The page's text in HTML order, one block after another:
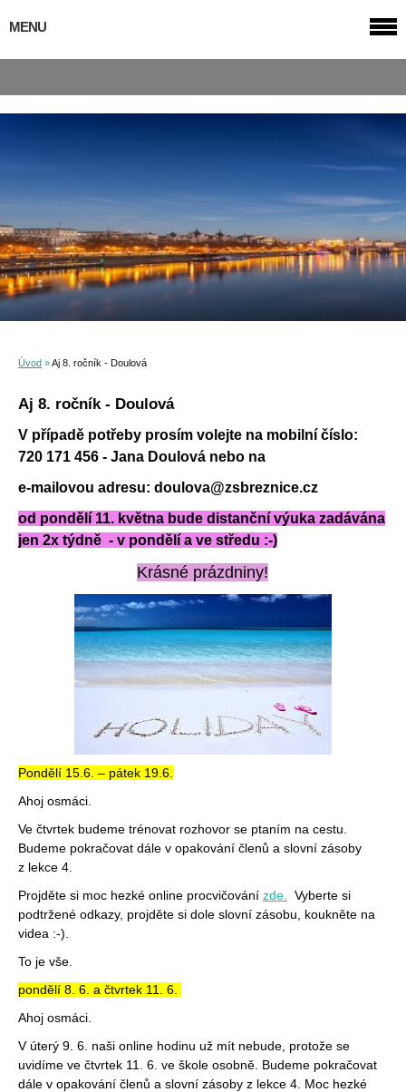
Úvod »Aj 8. ročník - Doulová
Aj 8. ročník - Doulová
V případě potřeby prosím volejte na mobilní číslo:
720 171 456 - Jana Doulová nebo na
e-mailovou adresu: doulova@zsbreznice.cz
od pondělí 11. května bude distanční výuka zadávána
jen 2x týdně - v pondělí a ve středu :-)
Krásné prázdniny!
Pondělí 15.6. – pátek 19.6.
Ahoj osmáci.
Ve čtvrtek budeme trénovat rozhovor se ptaním na cestu.
Budeme pokračovat dále v opakování členů a slovní zásoby
z lekce 4.
Projděte si moc hezké online procvičování zde.
Vyberte si
podtržené odkazy, projděte si dole slovní zásobu, koukněte na
videa :-).
To je vše.
pondělí 8. 6. a čtvrtek 11. 6.
Ahoj osmáci.
V úterý 9. 6. naši online hodinu už mít nebude, protože se
uvidíme ve čtvrtek 11. 6. ve škole osobně. Budeme pokračovat
dále v opakování členů a slovní zásoby z lekce 4. Moc hezké
MENU